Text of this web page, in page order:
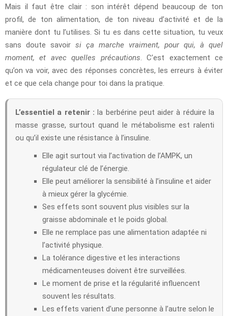
Mais il faut être clair : son intérêt dépend beaucoup de ton
profil, de ton alimentation, de ton niveau d’activité et de la
manière dont tu l’utilises. Si tu es dans cette situation, tu veux
sans doute savoir si ça marche vraiment, pour qui, à quel
moment, et avec quelles précautions . C’est exactement ce
qu’on va voir, avec des réponses concrètes, les erreurs à éviter
et ce que cela change pour toi dans la pratique.
L’essentiel a retenir : la berbérine peut aider à réduire la
masse grasse, surtout quand le métabolisme est ralenti
ou qu’il existe une résistance à l’insuline.
Elle agit surtout via l’activation de l’AMPK, un
régulateur clé de l’énergie.
Elle peut améliorer la sensibilité à l’insuline et aider
à mieux gérer la glycémie.
Ses effets sont souvent plus visibles sur la
graisse abdominale et le poids global.
Elle ne remplace pas une alimentation adaptée ni
l’activité physique.
La tolérance digestive et les interactions
médicamenteuses doivent être surveillées.
Le moment de prise et la régularité influencent
souvent les résultats.
Les effets varient d’une personne à l’autre selon le